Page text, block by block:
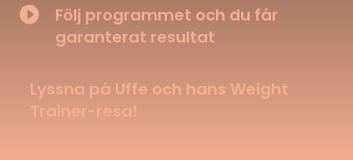

Följ programmet och du får
garanterat resultat
Lyssna på Uffe och hans Weight
Trainer-resa!